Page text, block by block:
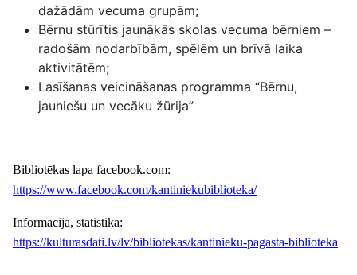
dažādām vecuma grupām;
Bērnu stūrītis jaunākās skolas vecuma bērniem –
radošām nodarbībām, spēlēm un brīvā laika
aktivitātēm;
Lasīšanas veicināšanas programma “Bērnu,
jauniešu un vecāku žūrija”
Bibliotēkas lapa facebook.com:
https://www.facebook.com/kantiniekubiblioteka/
Informācija, statistika:
https://kulturasdati.lv/lv/bibliotekas/kantinieku-pagasta-biblioteka